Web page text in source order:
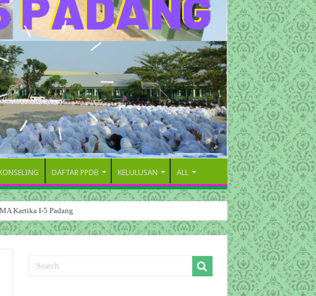
DAFTAR PPDB KELULUSAN ALL
Kartika I-5 Padang